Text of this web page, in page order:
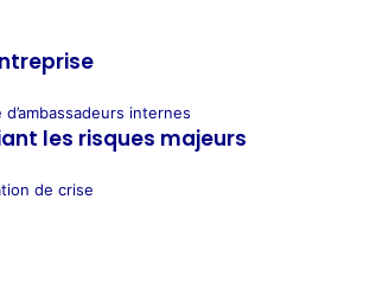
internes
les risques majeurs
de crise